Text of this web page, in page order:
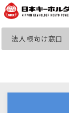
法人様向け窓口